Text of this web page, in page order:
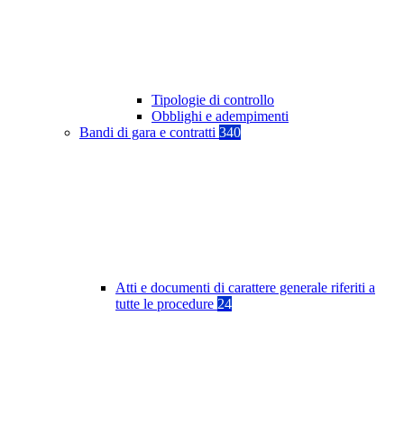
Tipologie di controllo
Obblighi e adempimenti
Bandi di gara e contratti 340
Atti e documenti di carattere generale riferiti a
tutte le procedure 24